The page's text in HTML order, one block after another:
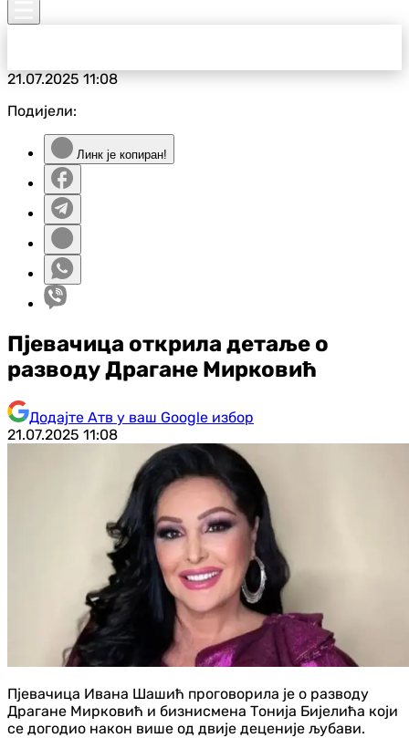
21.07.202511:08
Подијели:
Линк је копиран!
Пјевачица открила детаље о
разводу Драгане Мирковић
Додајте Атв у ваш Google избор
21.07.2025 11:08
Пјевачица Ивана Шашић проговорила је о разводу
Драгане Мирковић и бизнисмена Тонија Бијелића који
се догодио након више од двије деценије љубави.